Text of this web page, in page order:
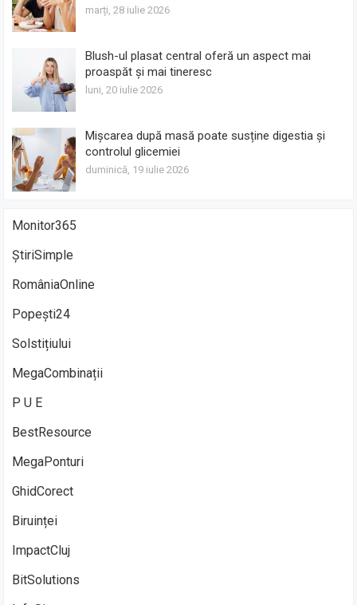
marți, 28 iulie 2026
Blush-ul plasat central oferă un aspect mai
proaspăt și mai tineresc
luni, 20 iulie 2026
Mișcarea după masă poate susține digestia și
controlul glicemiei
duminică, 19 iulie 2026
Monitor365
ȘtiriSimple
RomâniaOnline
Popești24
Solstițiului
MegaCombinații
P U E
BestResource
MegaPonturi
GhidCorect
Biruinței
ImpactCluj
BitSolutions